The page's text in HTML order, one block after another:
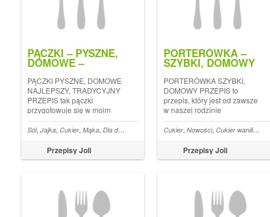
PĄCZKI – PYSZNE,
DOMOWE –
TRADYCYJNY
PRZEPIS
PĄCZKI PYSZNE, DOMOWE
NAJLEPSZY, TRADYCYJNY
PRZEPIS tak pączki
przygotowuje się w moim
domu od zawsze
Przepisy Joli
Sól, Jajka, Cukier, Mąka, Dla dzieci Mąka pszenna,śmietana,Mleko, żółtka
PORTERÓWKA –
SZYBKI, DOMOWY
PRZEPIS
PORTERÓWKA SZYBKI,
DOMOWY PRZEPIS to
przepis, który jest od zawsze
w naszej rodzinie
Przepisy Joli
Cukier, Nowości, Cukier waniliowy